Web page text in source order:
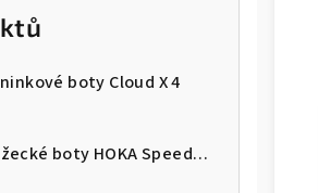
boty Cloud X 4
Dámské běžecké boty HOKA Speedgoat 7